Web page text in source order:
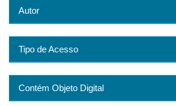
Autor
Tipo de Acesso
Contém Objeto Digital